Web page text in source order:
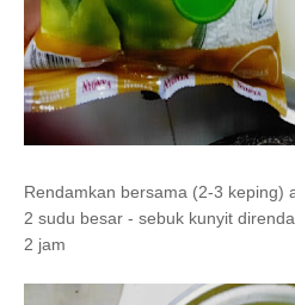
Rendamkan bersama (2-3 keping)
2 sudu besar - sebuk kunyit
2 jam